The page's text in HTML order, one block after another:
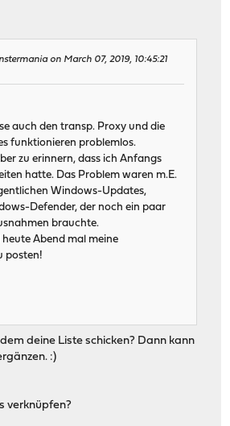
on March 07, 2019, 10:45:21
auch den transp. Proxy und die
funktionieren problemlos.
zu erinnern, dass ich Anfangs
hatte. Das Problem waren m.E.
Windows-Updates,
Defender, der noch ein paar
brauchte.
heute Abend mal meine
posten!
deine Liste schicken? Dann kann
:)
verknüpfen?